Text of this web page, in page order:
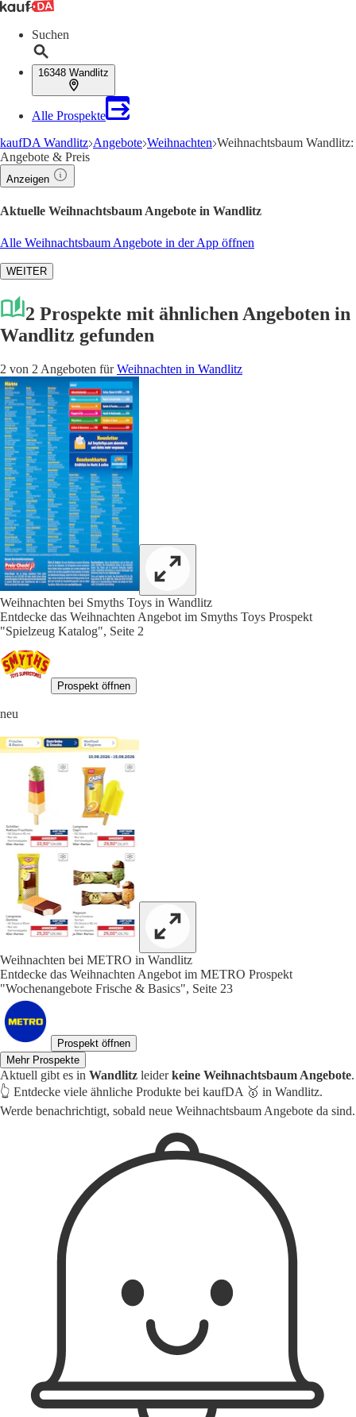
Suchen
16348 Wandlitz
Alle Prospekte
kaufDA Wandlitz Angebote Weihnachten Weihnachtsbaum Wandlitz:
Angebote & Preis
Anzeigen
Aktuelle Weihnachtsbaum Angebote in Wandlitz
Alle Weihnachtsbaum Angebote in der App öffnen
WEITER
2 Prospekte mit ähnlichen Angeboten in
Wandlitz gefunden
2 von 2 Angeboten fürWeihnachten in Wandlitz
Weihnachten bei Smyths Toys in Wandlitz
Entdecke das Weihnachten Angebot im Smyths Toys Prospekt
"Spielzeug Katalog", Seite 2
Prospekt öffnen
neu
Weihnachten bei METRO in Wandlitz
Entdecke das Weihnachten Angebot im METRO Prospekt
"Wochenangebote Frische & Basics", Seite 23
Prospekt öffnen
Mehr Prospekte
Aktuell gibt es in Wandlitz leiderkeine Weihnachtsbaum Angebote.
👆 Entdecke viele ähnliche Produkte bei kaufDA 🥇 in Wandlitz.
Werde benachrichtigt, sobald neue Weihnachtsbaum Angebote da sind.